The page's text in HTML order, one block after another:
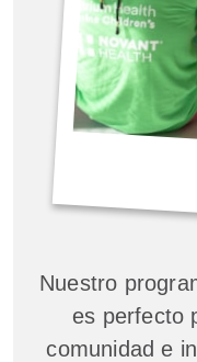
Nuestro
es perfecto
comunidad e